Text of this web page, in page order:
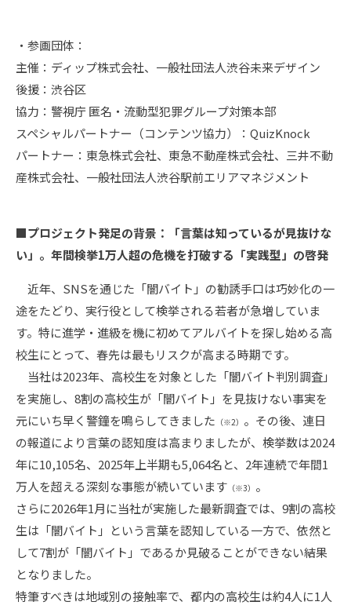
・参画団体：
主催：ディップ株式会社、一般社団法人渋谷未来デザイン
後援：渋谷区
協力：警視庁 匿名・流動型犯罪グループ対策本部
スペシャルパートナー（コンテンツ協力）：QuizKnock
パートナー：東急株式会社、東急不動産株式会社、三井不動
産株式会社、一般社団法人渋谷駅前エリアマネジメント
■プロジェクト発足の背景：
「言葉は知っているが見抜けな
い」。年間検挙1万人超の危機を打破する「実践型」の啓発
近年、SNSを通じた「闇バイト」の勧誘手口は巧妙化の一
途をたどり、実行役として検挙される若者が急増していま
す。特に進学・進級を機に初めてアルバイトを探し始める高
校生にとって、春先は最もリスクが高まる時期です。
当社は2023年、高校生を対象とした「闇バイト判別調査」
を実施し、8割の高校生が「闇バイト」を見抜けない事実を
元にいち早く警鐘を鳴らしてきました （※2） 。その後、連日
の報道により言葉の認知度は高まりましたが、検挙数は2024
年に10,105名、2025年上半期も5,064名と、2年連続で年間1
万人を超える深刻な事態が続いています （※3） 。
さらに2026年1月に当社が実施した最新調査では、9割の高校
生は「闇バイト」という言葉を認知している一方で、依然と
して7割が「闇バイト」であるか見破ることができない結果
となりました。
特筆すべきは地域別の接触率で、都内の高校生は約4人に1人